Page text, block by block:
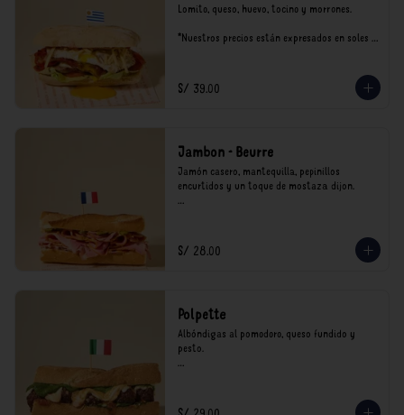
Lomito, queso, huevo, tocino y morrones.
*Nuestros precios están expresados en soles e
S/ 39.00
Jambon - Beurre
Jamón casero, mantequilla, pepinillos
encurtidos y un toque de mostaza dijon.
consumo.
S/ 28.00
Polpette
Albóndigas al pomodoro, queso fundido y
pesto.
consumo.